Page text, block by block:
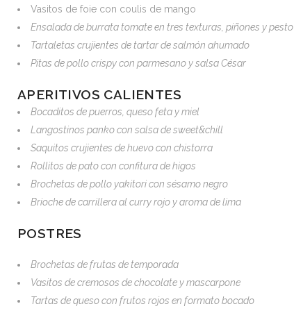
Vasitos de foie con coulis de mango
Ensalada de burrata tomate en tres texturas, piñones y pesto
Tartaletas crujientes de tartar de salmón ahumado
Pitas de pollo crispy con parmesano y salsa César
APERITIVOS CALIENTES
Bocaditos de puerros, queso feta y miel
Langostinos panko con salsa de sweet&chill
Saquitos crujientes de huevo con chistorra
Rollitos de pato con confitura de higos
Brochetas de pollo yakitori con sésamo negro
Brioche de carrillera al curry rojo y aroma de lima
POSTRES
Brochetas de frutas de temporada
Vasitos de cremosos de chocolate y mascarpone
Tartas de queso con frutos rojos en formato bocado